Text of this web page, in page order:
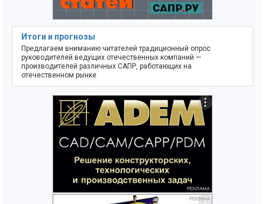
Итоги и прогнозы
Предлагаем вниманию читателей традиционный опрос
руководителей ведущих отечественных компаний —
производителей различных САПР, работающих на
отечественном рынке